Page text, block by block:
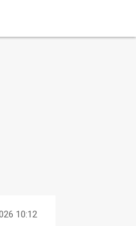
10:12